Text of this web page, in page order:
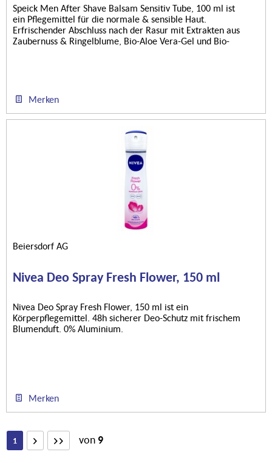
Speick Men After Shave Balsam Sensitiv Tube, 100 ml ist
ein Pflegemittel für die normale & sensible Haut.
Erfrischender Abschluss nach der Rasur mit Extrakten aus
Zaubernuss & Ringelblume, Bio-Aloe Vera-Gel und Bio-
Merken
Beiersdorf AG
Nivea Deo Spray Fresh Flower, 150 ml
Nivea Deo Spray Fresh Flower, 150 ml ist ein
Körperpflegemittel. 48h sicherer Deo-Schutz mit frischem
Blumenduft. 0% Aluminium.
Merken
1 von 9